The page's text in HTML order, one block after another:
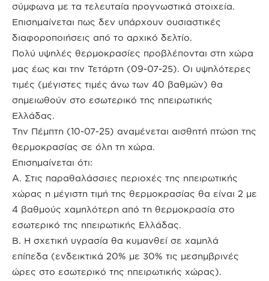
σύμφωνα με τα τελευταία προγνωστικά στοιχεία.
Επισημαίνεται πως δεν υπάρχουν ουσιαστικές
διαφοροποιήσεις από το αρχικό δελτίο.
Πολύ υψηλές θερμοκρασίες προβλέπονται στη χώρα
μας έως και την Τετάρτη (09-07-25). Οι υψηλότερες
τιμές (μέγιστες τιμές άνω των 40 βαθμών) θα
σημειωθούν στο εσωτερικό της ηπειρωτικής
Ελλάδας.
Την Πέμπτη (10-07-25) αναμένεται αισθητή πτώση της
θερμοκρασίας σε όλη τη χώρα.
Επισημαίνεται ότι:
Α. Στις παραθαλάσσιες περιοχές της ηπειρωτικής
χώρας η μέγιστη τιμή της θερμοκρασίας θα είναι 2 με
4 βαθμούς χαμηλότερη από τη θερμοκρασία στο
εσωτερικό της ηπειρωτικής Ελλάδας.
Β. Η σχετική υγρασία θα κυμανθεί σε χαμηλά
επίπεδα (ενδεικτικά 20% με 30% τις μεσημβρινές
ώρες στο εσωτερικό της ηπειρωτικής χώρας).